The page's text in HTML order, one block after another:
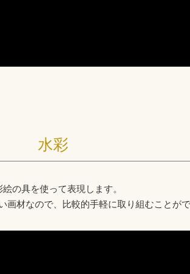
水彩
絵の具を使って表現します。
画材なので、比較的手軽に取り組むことがで